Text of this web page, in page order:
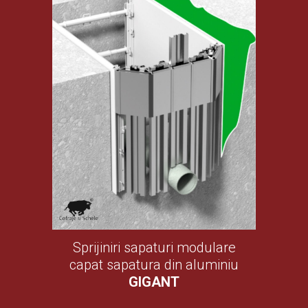
Sprijiniri sapaturi modulare
capat sapatura din aluminiu
GIGANT